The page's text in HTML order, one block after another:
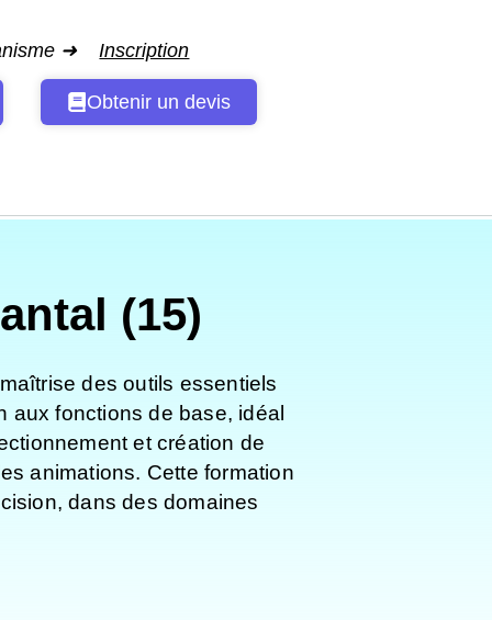
➜ Inscription
Obtenir un devis
(15)
des outils essentiels
aux fonctions de base, idéal
et création de
animations. Cette formation
dans des domaines